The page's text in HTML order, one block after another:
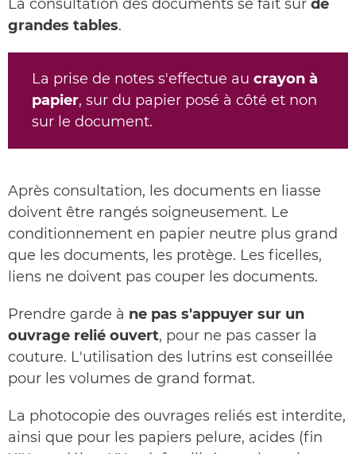
La consultation des documents se fait sur de
grandes tables.
La prise de notes s'effectue au crayon à
papier, sur du papier posé à côté et non
sur le document.
Après consultation, les documents en liasse
doivent être rangés soigneusement. Le
conditionnement en papier neutre plus grand
que les documents, les protège. Les ficelles,
liens ne doivent pas couper les documents.
Prendre garde à ne pas s'appuyer sur un
ouvrage relié ouvert, pour ne pas casser la
couture. L'utilisation des lutrins est conseillée
pour les volumes de grand format.
La photocopie des ouvrages reliés est interdite,
ainsi que pour les papiers pelure, acides (fin